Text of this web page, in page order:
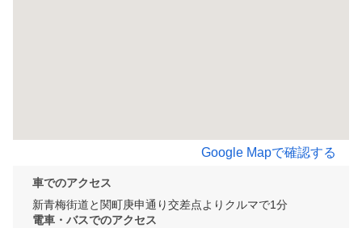
Google Mapで確認する
車でのアクセス
新青梅街道と関町庚申通り交差点よりクルマで1分
電車・バスでのアクセス